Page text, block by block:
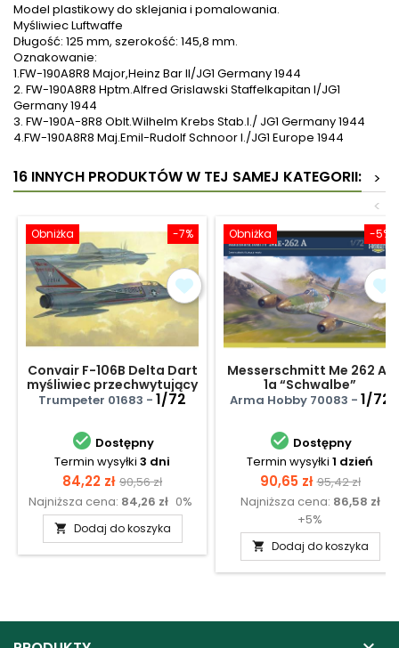
Model plastikowy do sklejania i pomalowania.
Myśliwiec Luftwaffe
Długość: 125 mm, szerokość: 145,8 mm.
Oznakowanie:
1.FW-190A8R8 Major,Heinz Bar II/JG1 Germany 1944
2. FW-190A8R8 Hptm.Alfred Grislawski Staffelkapitan I/JG1
Germany 1944
3. FW-190A-8R8 Oblt.Wilhelm Krebs Stab.I./ JG1 Germany 1944
4.FW-190A8R8 Maj.Emil-Rudolf Schnoor I./JG1 Europe 1944
16 INNYCH PRODUKTÓW W TEJ SAMEJ KATEGORII:
>
<
-7%
Obniżka
Convair F-106B Delta Dart
myśliwiec przechwytujący
Trumpeter 01683 - 1/72
 Dostępny
Termin wysyłki 3 dni
Cena
84,22 zł Cena
podstawowa
90,56 zł
Najniższa cena: 84,26 zł 0%
 Dodaj do koszyka
-5%
Obniżka
Messerschmitt Me 262 A-
1a “Schwalbe”
Arma Hobby 70083 - 1/72
 Dostępny
Termin wysyłki 1 dzień
Cena
90,65 zł Cena
95,42 zł
Najniższa cena: 86,58 zł
+5%
 Dodaj do koszyka